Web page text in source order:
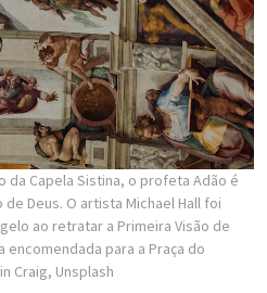
Capela Sistina, o profeta Adão é
Deus. O artista Michael Hall foi
ao retratar a Primeira Visão de
para a Praça do
Craig, Unsplash